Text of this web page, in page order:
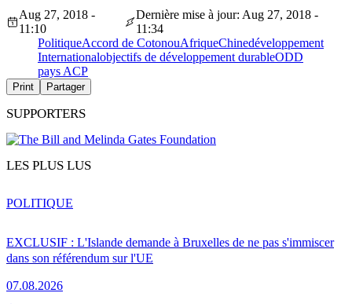
Aug 27, 2018 -
11:10
Dernière mise à jour: Aug 27, 2018 -
11:34
PolitiqueAccord de CotonouAfriqueChinedéveloppement
Internationalobjectifs de développement durableODD
pays ACP
Print Partager
SUPPORTERS
LES PLUS LUS
EXCLUSIF : L'Islande demande à Bruxelles de ne pas s'immiscer
dans son référendum sur l'UE
07.08.2026
POLITIQUE